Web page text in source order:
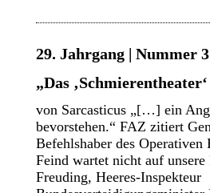
29. Jahrgang | Nummer
„Das
von Sarcasticus „[…] ein
bevorstehen.“ FAZ zitiert
Befehlshaber des
Feind wartet nicht auf
Freuding, Heeres-